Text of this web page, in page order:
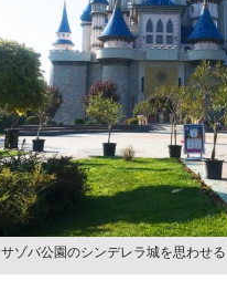
トル
サゾバ公園のシンデレラ城を思わせる